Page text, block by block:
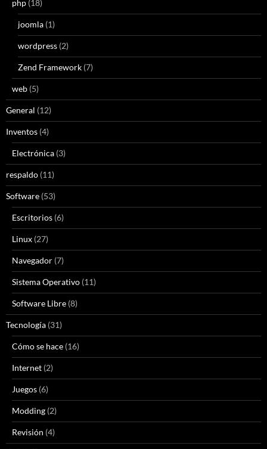
php (18)
joomla (1)
wordpress (2)
Zend Framework (7)
web (5)
General (12)
Inventos (4)
Electrónica (3)
respaldo (11)
Software (53)
Escritorios (6)
Linux (27)
Navegador (7)
Sistema Operativo (11)
Software Libre (8)
Tecnología (31)
Cómo se hace (16)
Internet (2)
Juegos (6)
Modding (2)
Revisión (4)